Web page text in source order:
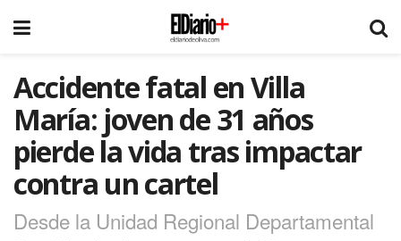
Accidente fatal en Villa
María: joven de 31 años
pierde la vida tras impactar
contra un cartel
Desde la Unidad Regional Departamental